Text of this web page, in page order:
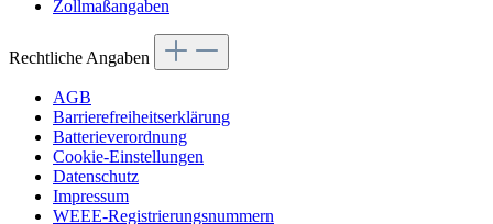
Zollmaßangaben
Rechtliche Angaben
AGB
Barrierefreiheitserklärung
Batterieverordnung
Cookie-Einstellungen
Datenschutz
Impressum
WEEE-Registrierungsnummern